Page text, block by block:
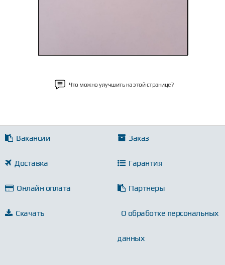
Что можно улучшить на этой странице?
Вакансии Заказ
Доставка Гарантия
Онлайн оплата Партнеры
Скачать О обработке персональных
данных